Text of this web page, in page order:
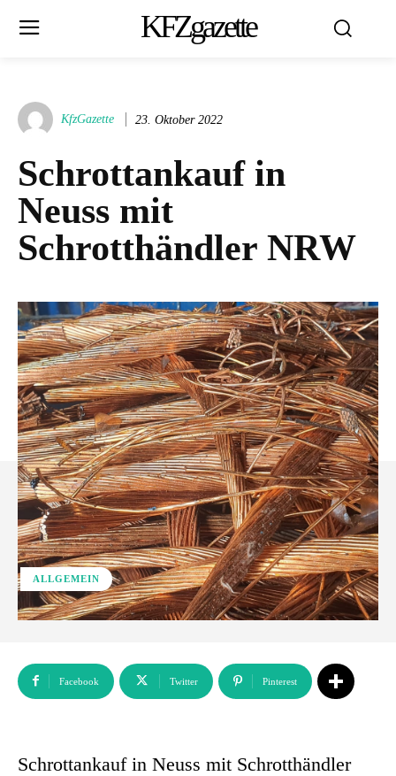
KFZgazette
KfzGazette 23. Oktober 2022
Schrottankauf in
Neuss mit
Schrotthändler NRW
ALLGEMEIN
Facebook Twitter Pinterest
Schrottankauf in Neuss mit Schrotthändler